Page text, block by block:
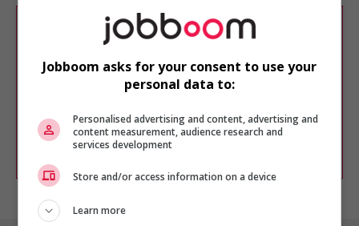
Désolé, cette recherche n'a produit aucun
résultat.
Veuillez faire une nouvelle recherche.
Vous pouvez en tout temps utiliser nos
chercher un poste selon votre profil
d'intérêt en emploi en vousinscrivant
comme membre Jobboom.
Jobboom asks for your consent to use your
personal data to:
Personalised advertising and content, advertising and
content measurement, audience research and
services development
Store and/or access information on a device
Learn more